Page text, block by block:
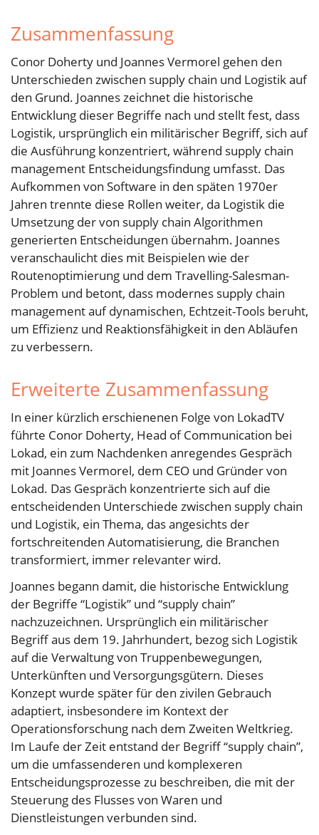
Zusammenfassung
Conor Doherty und Joannes Vermorel gehen den
Unterschieden zwischen supply chain und Logistik auf
den Grund. Joannes zeichnet die historische
Entwicklung dieser Begriffe nach und stellt fest, dass
Logistik, ursprünglich ein militärischer Begriff, sich auf
die Ausführung konzentriert, während supply chain
management Entscheidungsfindung umfasst. Das
Aufkommen von Software in den späten 1970er
Jahren trennte diese Rollen weiter, da Logistik die
Umsetzung der von supply chain Algorithmen
generierten Entscheidungen übernahm. Joannes
veranschaulicht dies mit Beispielen wie der
Routenoptimierung und dem Travelling-Salesman-
Problem und betont, dass modernes supply chain
management auf dynamischen, Echtzeit-Tools beruht,
um Effizienz und Reaktionsfähigkeit in den Abläufen
zu verbessern.
Erweiterte Zusammenfassung
In einer kürzlich erschienenen Folge von LokadTV
führte Conor Doherty, Head of Communication bei
Lokad, ein zum Nachdenken anregendes Gespräch
mit Joannes Vermorel, dem CEO und Gründer von
Lokad. Das Gespräch konzentrierte sich auf die
entscheidenden Unterschiede zwischen supply chain
und Logistik, ein Thema, das angesichts der
fortschreitenden Automatisierung, die Branchen
transformiert, immer relevanter wird.
Joannes begann damit, die historische Entwicklung
der Begriffe “Logistik” und “supply chain”
nachzuzeichnen. Ursprünglich ein militärischer
Begriff aus dem 19. Jahrhundert, bezog sich Logistik
auf die Verwaltung von Truppenbewegungen,
Unterkünften und Versorgungsgütern. Dieses
Konzept wurde später für den zivilen Gebrauch
adaptiert, insbesondere im Kontext der
Operationsforschung nach dem Zweiten Weltkrieg.
Im Laufe der Zeit entstand der Begriff “supply chain”,
um die umfassenderen und komplexeren
Entscheidungsprozesse zu beschreiben, die mit der
Steuerung des Flusses von Waren und
Dienstleistungen verbunden sind.